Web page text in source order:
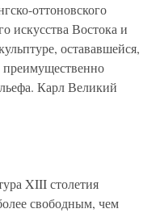
оттоновского
искусства Востока и
остававшейся,
преимущественно
Карл Великий
XIII столетия
свободным, чем